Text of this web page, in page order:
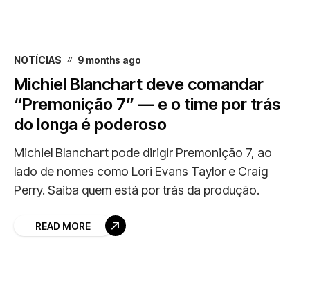
NOTÍCIAS 9 months ago
Michiel Blanchart deve comandar
“Premonição 7” — e o time por trás
do longa é poderoso
Michiel Blanchart pode dirigir Premonição 7, ao
lado de nomes como Lori Evans Taylor e Craig
Perry. Saiba quem está por trás da produção.
READ MORE